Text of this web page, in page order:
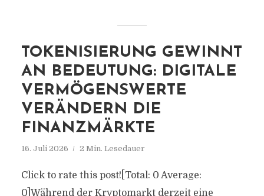
TOKENISIERUNG GEWINNT
AN BEDEUTUNG: DIGITALE
VERMÖGENSWERTE
VERÄNDERN DIE
FINANZMÄRKTE
16. Juli 2026 2 Min. Lesedauer
Click to rate this post![Total: 0 Average:
0]Während der Kryptomarkt derzeit eine